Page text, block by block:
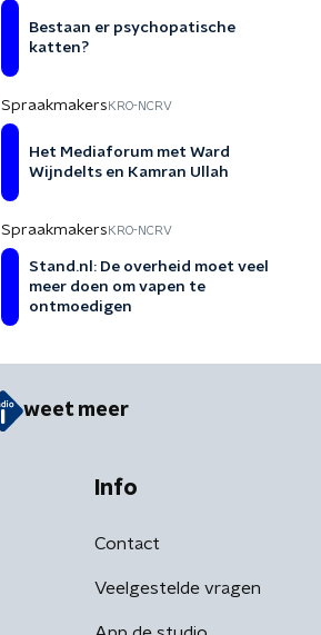
Bestaan er psychopatische
katten?
Spraakmakers KRO-NCRV
Het Mediaforum met Ward
Wijndelts en Kamran Ullah
Spraakmakers KRO-NCRV
Stand.nl: De overheid moet veel
meer doen om vapen te
ontmoedigen
weet meer
Info
Contact
Veelgestelde vragen